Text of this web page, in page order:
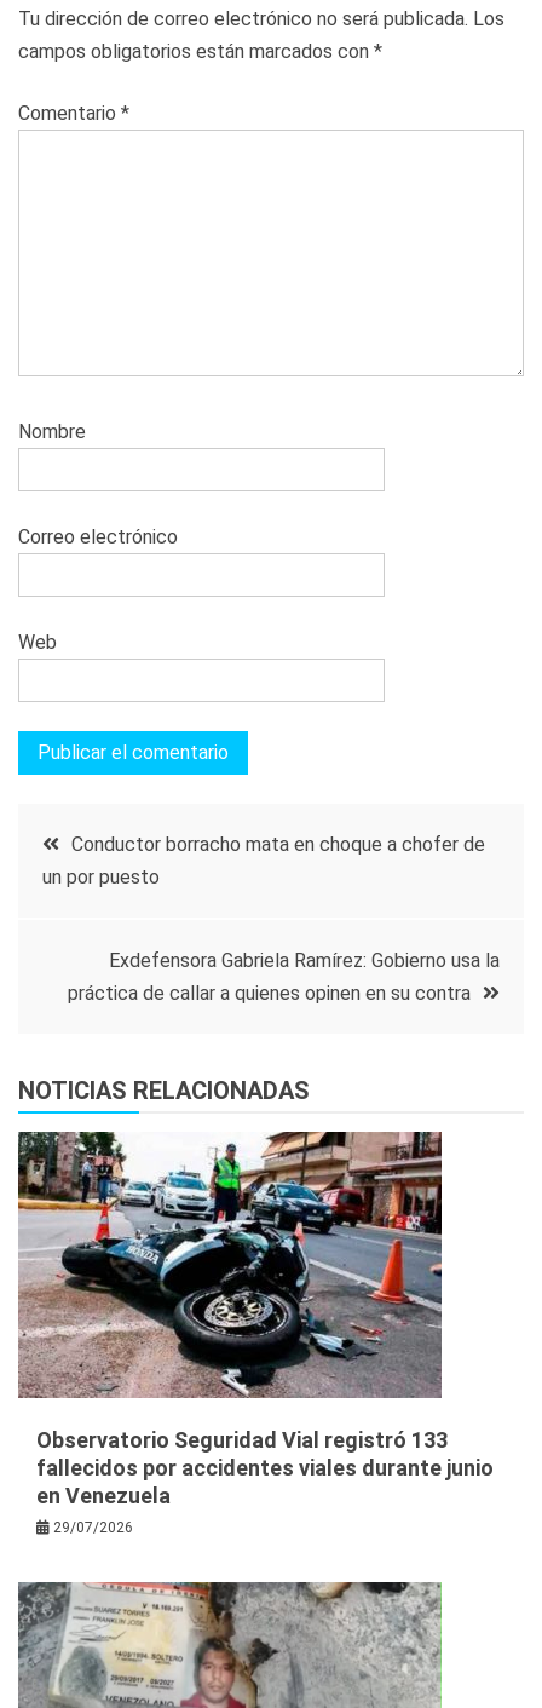
Tu dirección de correo electrónico no será publicada. Los
campos obligatorios están marcados con *
Comentario *
Nombre
Correo electrónico
Web
Navegación
entradas
Conductor borracho mata en choque a chofer de
un por puesto
Exdefensora Gabriela Ramírez: Gobierno usa la
práctica de callar a quienes opinen en su contra
NOTICIAS RELACIONADAS
Observatorio Seguridad Vial registró 133
fallecidos por accidentes viales durante junio
en Venezuela
29/07/2026